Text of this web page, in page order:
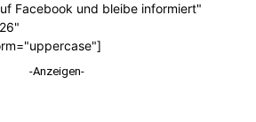
Facebook und bleibe informiert"
-Anzeigen-